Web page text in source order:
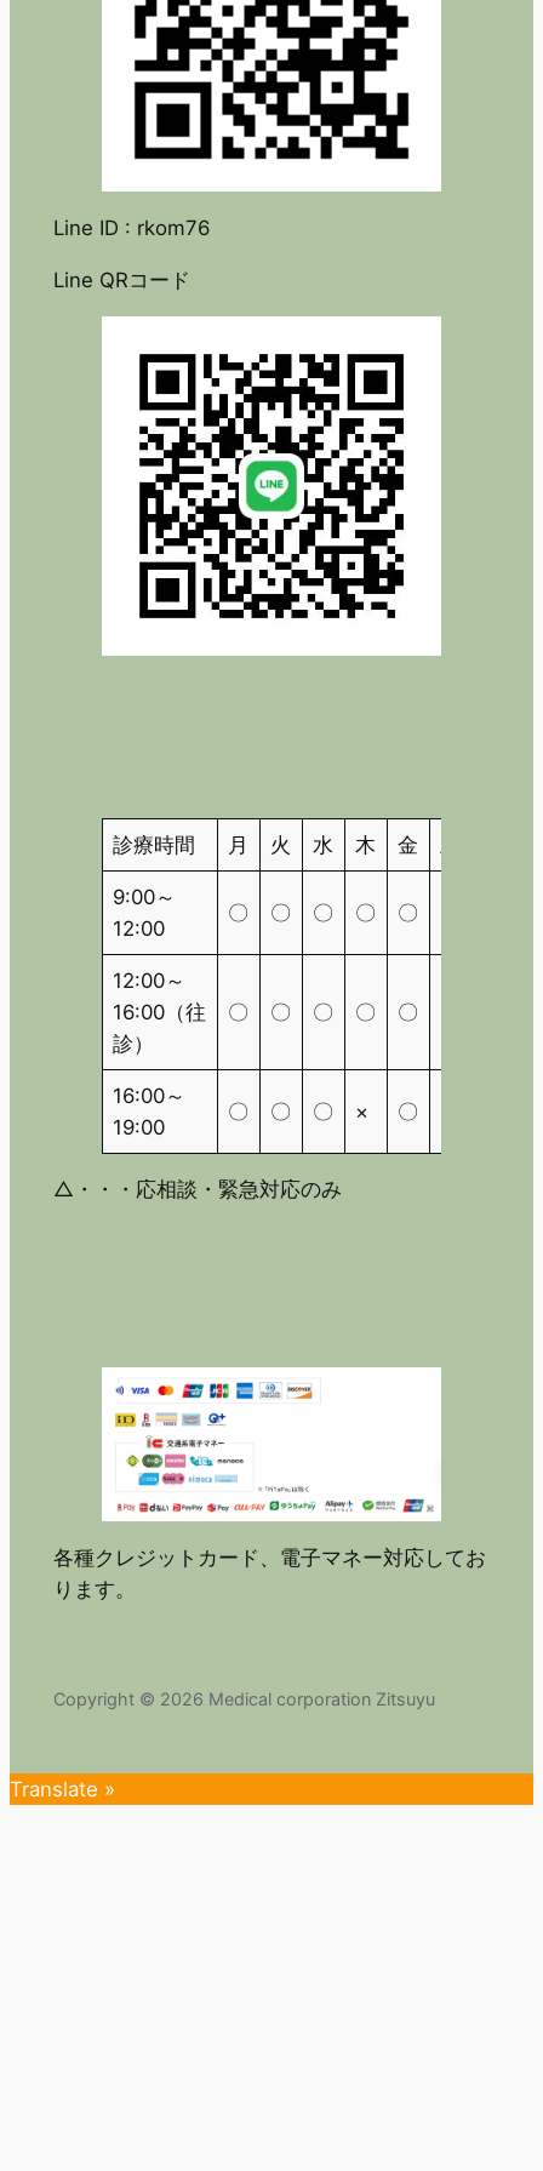
Line ID : rkom76
Line QRコード
診療時間 月 火 水 木 金
9:00～
12:00
〇 〇 〇 〇 〇
12:00～
16:00（往
診）
〇 〇 〇 〇 〇
16:00～
19:00
〇 〇 〇 × 〇
△・・・応相談・緊急対応のみ
各種クレジットカード、電子マネー対応してお
ります。
Copyright © 2026 Medical corporation Zitsuyu
Translate »